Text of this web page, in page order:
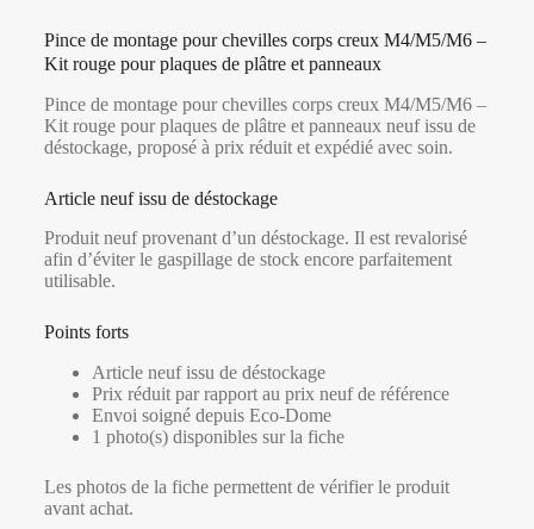
Pince de montage pour chevilles corps creux M4/M5/M6 –
Kit rouge pour plaques de plâtre et panneaux
Pince de montage pour chevilles corps creux M4/M5/M6 –
Kit rouge pour plaques de plâtre et panneaux neuf issu de
déstockage, proposé à prix réduit et expédié avec soin.
Article neuf issu de déstockage
Produit neuf provenant d’un déstockage. Il est revalorisé
afin d’éviter le gaspillage de stock encore parfaitement
utilisable.
Points forts
Article neuf issu de déstockage
Prix réduit par rapport au prix neuf de référence
Envoi soigné depuis Eco-Dome
1 photo(s) disponibles sur la fiche
Les photos de la fiche permettent de vérifier le produit
avant achat.